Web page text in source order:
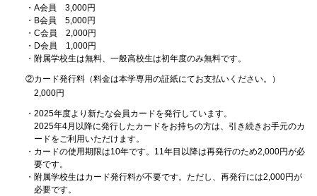
A会員 3,000円
B会員 5,000円
C会員 2,000円
D会員 1,000円
附属学校生は無料、一般高校生は初年度のみ無料です。
②カード発行料（料金は本学専用の証紙にてお支払いください。）
2,000円
2025年度より新たな会員カードを発行しています。
2025年4月以降に発行したカードをお持ちの方は、引き続きお手元のカ
ードをご利用いただけます。
カードの使用期限は10年です。11年目以降は再発行のため2,000円が必
要です。
附属学校生はカード発行料が不要です。ただし、再発行には2,000円が
必要です。